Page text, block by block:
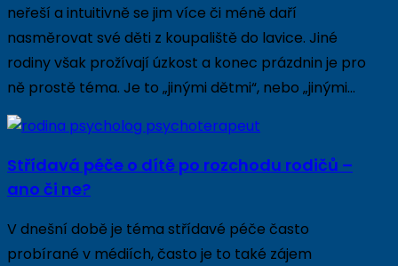
neřeší a intuitivně se jim více či méně daří
nasměrovat své děti z koupaliště do lavice. Jiné
rodiny však prožívají úzkost a konec prázdnin je pro
ně prostě téma. Je to „jinými dětmi“, nebo „jinými…
Střídavá péče o dítě po rozchodu rodičů –
ano či ne?
V dnešní době je téma střídavé péče často
probírané v médiích, často je to také zájem